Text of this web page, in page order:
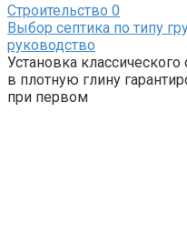
Строительство 0
Выбор септика по типу
руководство
Установка
в плотную глину
при первом